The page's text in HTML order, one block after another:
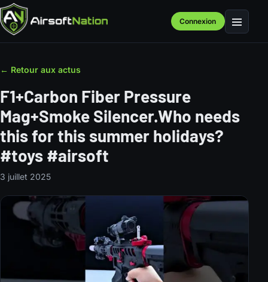
Connexion Menu
← Retour aux actus
F1+Carbon Fiber Pressure
Mag+Smoke Silencer.Who needs
this for this summer holidays?
#toys #airsoft
3 juillet 2025